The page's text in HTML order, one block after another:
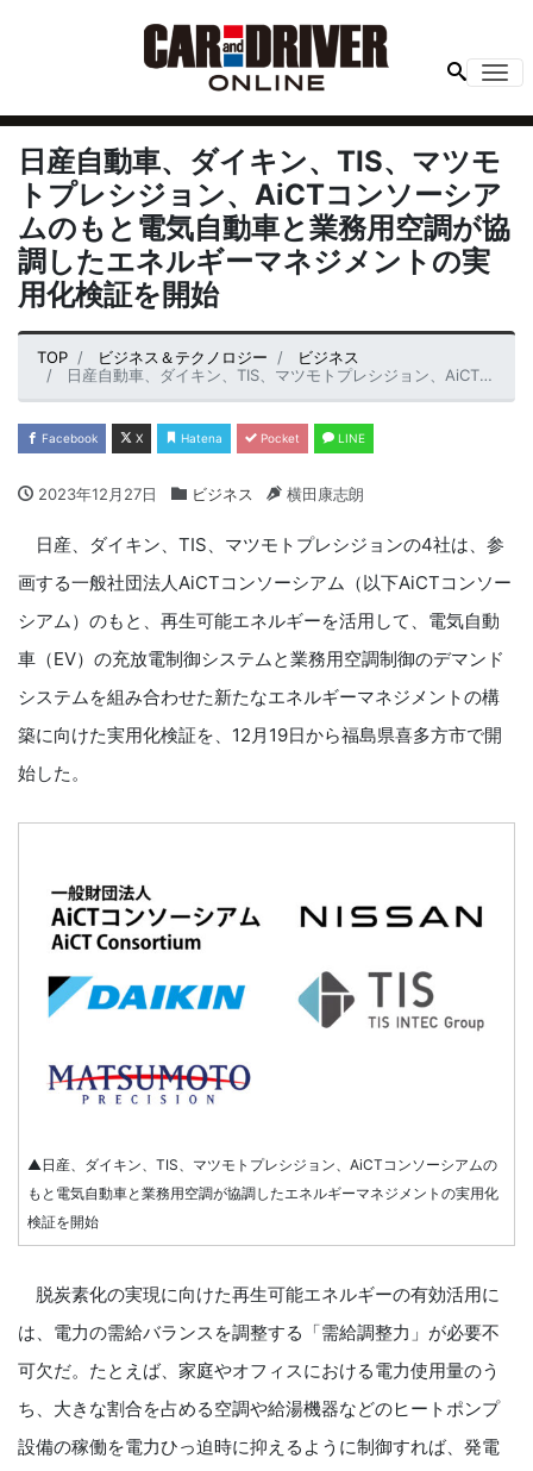
日産自動車、ダイキン、TIS、マツモ
トプレシジョン、AiCTコンソーシア
ムのもと電気自動車と業務用空調が協
調したエネルギーマネジメントの実
用化検証を開始
TOP ビジネス＆テクノロジー
ビジネス
日産自動車、ダイキン、TIS、マツモトプレシジョン、AiCTコンソーシアムのもと電気自動車と業務用空調が協調したエネルギーマネジメントの実用化検証を開始
Facebook X Hatena Pocket LINE
2023年12月27日 ビジネス 横田康志朗
日産、ダイキン、TIS、マツモトプレシジョンの4社は、参
画する一般社団法人AiCTコンソーシアム（以下AiCTコンソー
シアム）のもと、再生可能エネルギーを活用して、電気自動
車（EV）の充放電制御システムと業務用空調制御のデマンド
システムを組み合わせた新たなエネルギーマネジメントの構
築に向けた実用化検証を、12月19日から福島県喜多方市で開
始した。
▲日産、ダイキン、TIS、マツモトプレシジョン、AiCTコンソーシアムの
もと電気自動車と業務用空調が協調したエネルギーマネジメントの実用化
検証を開始
脱炭素化の実現に向けた再生可能エネルギーの有効活用に
は、電力の需給バランスを調整する「需給調整力」が必要不
可欠だ。たとえば、家庭やオフィスにおける電力使用量のう
ち、大きな割合を占める空調や給湯機器などのヒートポンプ
設備の稼働を電力ひっ迫時に抑えるように制御すれば、発電